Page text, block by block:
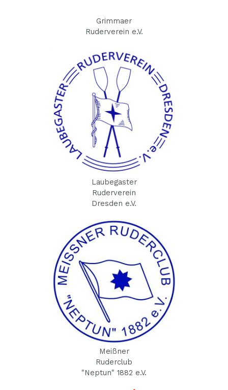
Grimmaer
Ruderverein e.V.
Laubegaster
Ruderverein
Dresden e.V.
Meißner
Ruderclub
"Neptun" 1882 e.V.